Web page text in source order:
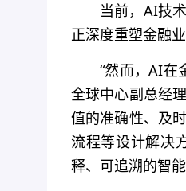
当前，AI技
正深度重塑金融业
“然而，AI在
全球中心副总经
值的准确性、及
流程等设计解决
释、可追溯的智能